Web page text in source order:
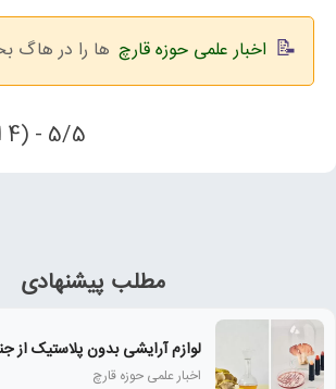
اخبار علمی حوزه قارچ ها را در هاگ
5/5 - (4 امتیاز)
مطلب پیشنهادی
لوازم آرایشی بدون پلاستیک از
اخبار علمی حوزه قارچ